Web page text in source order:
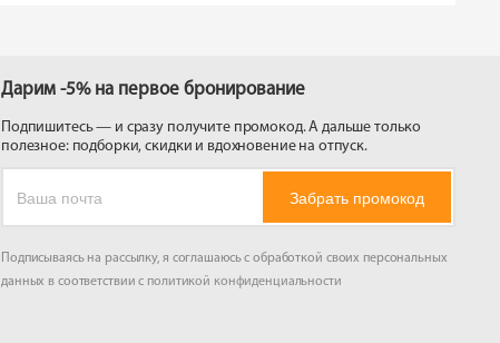
Дарим -5% на первое бронирование
Подпишитесь — и сразу получите промокод. А дальше только
полезное: подборки, скидки и вдохновение на отпуск.
Забрать промокод
Подписываясь на рассылку, я соглашаюсь с обработкой своих персональных
данных в соответствии с политикой конфиденциальности